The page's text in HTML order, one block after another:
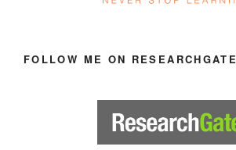
FOLLOW ME ON RESEARCHGATE